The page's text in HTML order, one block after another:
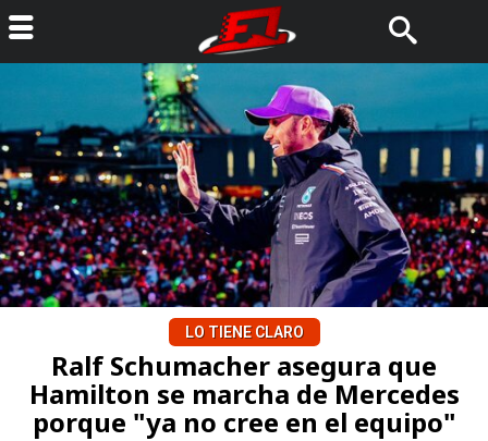
LO TIENE CLARO
Ralf Schumacher asegura que
Hamilton se marcha de Mercedes
porque "ya no cree en el equipo"